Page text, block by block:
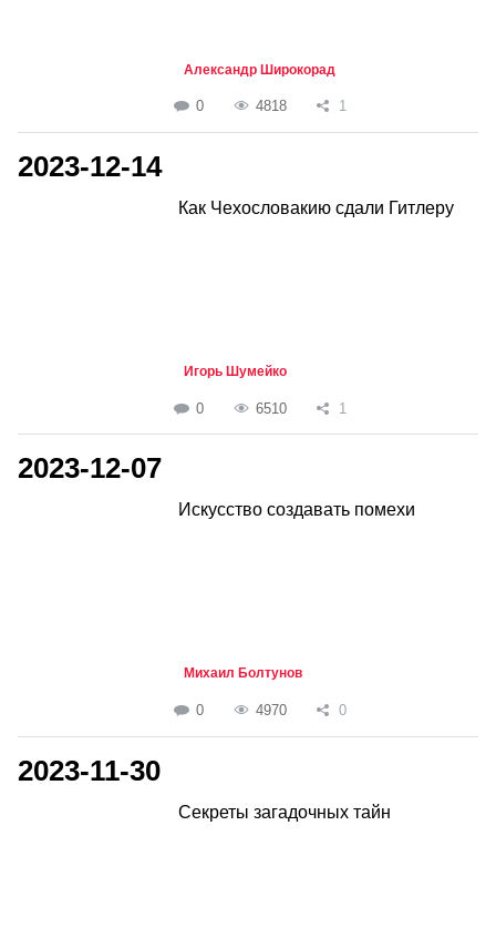
Александр Широкорад
0 4818 1
2023-12-14
Как Чехословакию сдали Гитлеру
Игорь Шумейко
0 6510 1
2023-12-07
Искусство создавать помехи
Михаил Болтунов
0 4970 0
2023-11-30
Секреты загадочных тайн